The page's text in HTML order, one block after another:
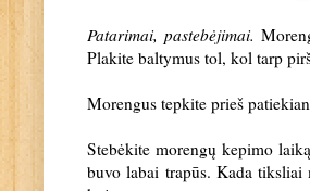
Patarimai, pastebėjimai.
Plakite baltymus tol, kol tarp
Morengus tepkite prieš
Stebėkite morengų kepimo
buvo labai trapūs. Kada